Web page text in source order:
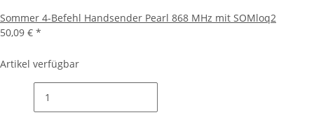
Sommer 4-Befehl Handsender Pearl 868 MHz mit SOMloq2
50,09 € *
Artikel verfügbar